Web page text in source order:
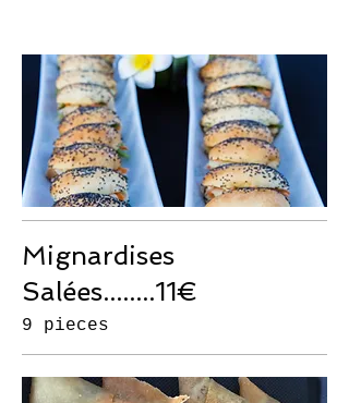
Mignardises
Salées........11€
9 pieces